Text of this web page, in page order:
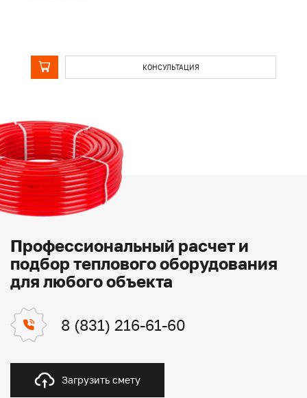
КОНСУЛЬТАЦИЯ
Профессиональный расчет и
подбор теплового оборудования
для любого объекта
8 (831) 216-61-60
Загрузить смету